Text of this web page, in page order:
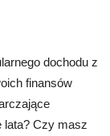
dochodu z
finansów
lata? Czy masz